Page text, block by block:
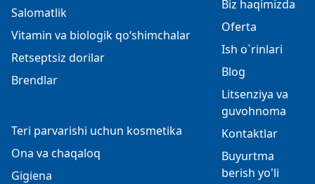
Salomatlik
Vitamin va biologik qo‘shimchalar
Retseptsiz dorilar
Brendlar
Teri parvarishi uchun kosmetika
Ona va chaqaloq
Gigiena
Biz haqimizda
Oferta
Ish o`rinlari
Blog
Litsenziya va
guvohnoma
Kontaktlar
Buyurtma
berish yo'li